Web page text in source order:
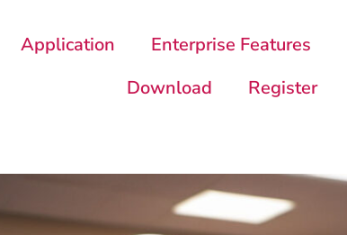
Application Enterprise Features
Download
Register